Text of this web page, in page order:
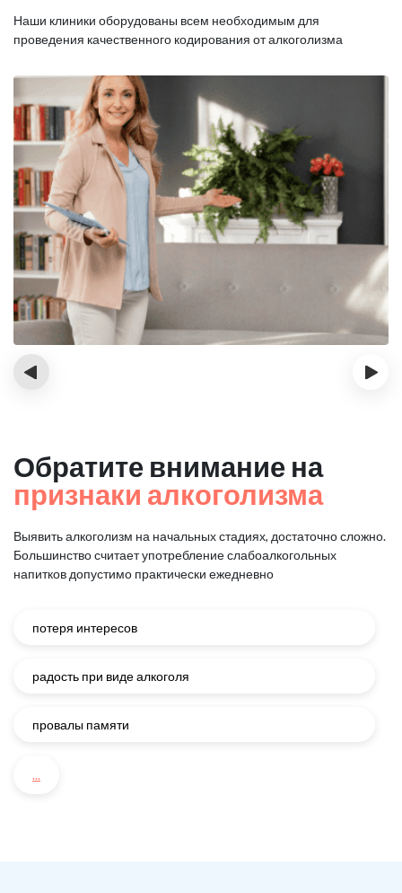
Наши клиники оборудованы всем необходимым для
проведения качественного кодирования от алкоголизма
‹ ›
Обратите внимание на
признаки алкоголизма
Выявить алкоголизм на начальных стадиях, достаточно сложно.
Большинство считает употребление слабоалкогольных
напитков допустимо практически ежедневно
потеря интересов
радость при виде алкоголя
провалы памяти
...